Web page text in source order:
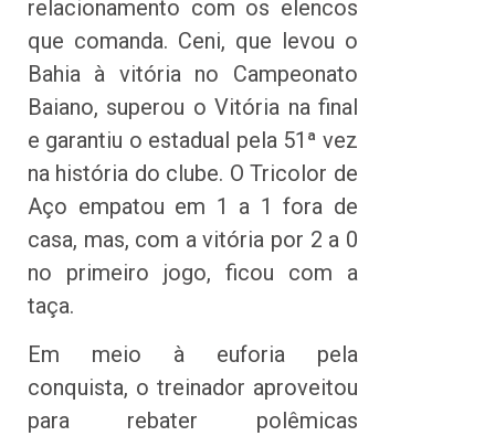
relacionamento com os elencos
que comanda. Ceni, que levou o
Bahia à vitória no Campeonato
Baiano, superou o Vitória na final
e garantiu o estadual pela 51ª vez
na história do clube. O Tricolor de
Aço empatou em 1 a 1 fora de
casa, mas, com a vitória por 2 a 0
no primeiro jogo, ficou com a
taça.
Em meio à euforia pela
conquista, o treinador aproveitou
para rebater polêmicas